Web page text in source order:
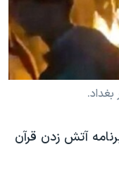
آتش زدن قرآن